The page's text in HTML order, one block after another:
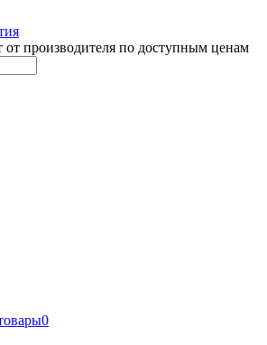
производителя по доступным ценам
0